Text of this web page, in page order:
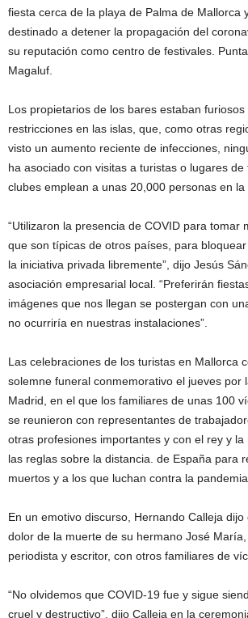
fiesta cerca de la playa de Palma de Mallorca
destinado a detener la propagación del
su reputación como centro de festivales.
Magaluf.
Los propietarios de los bares estaban
restricciones en las islas, que, como otras
visto un aumento reciente de infecciones,
ha asociado con visitas a turistas o lugares
clubes emplean a unas 20,000 personas en la
“Utilizaron la presencia de COVID para tomar
que son típicas de otros países, para
la iniciativa privada libremente”, dijo Jesús
asociación empresarial local. “Preferirán
imágenes que nos llegan se postergan con
no ocurriría en nuestras instalaciones”.
Las celebraciones de los turistas en Mallorca
solemne funeral conmemorativo el jueves por
Madrid, en el que los familiares de unas 100
se reunieron con representantes de
otras profesiones importantes y con el rey y
las reglas sobre la distancia. de España para
muertos y a los que luchan contra la pandemia.
En un emotivo discurso, Hernando Calleja
dolor de la muerte de su hermano José
periodista y escritor, con otros familiares de
“No olvidemos que COVID-19 fue y sigue
cruel y destructivo”, dijo Calleja en la